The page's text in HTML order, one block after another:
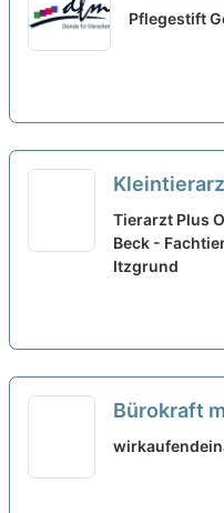
- Zur
Pflegestift
neu
Tierarzt Plus
Beck -
Itzgrund
Bürokraft
Teilzeit (24